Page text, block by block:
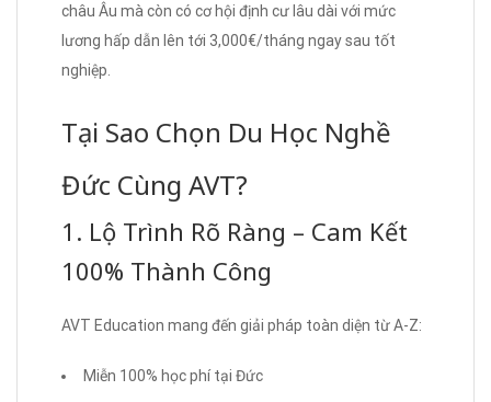
châu Âu mà còn có cơ hội định cư lâu dài với mức
lương hấp dẫn lên tới 3,000€/tháng ngay sau tốt
nghiệp.
Tại Sao Chọn Du Học Nghề
Đức Cùng AVT?
1. Lộ Trình Rõ Ràng – Cam Kết
100% Thành Công
AVT Education mang đến giải pháp toàn diện từ A-Z:
Miễn 100% học phí tại Đức